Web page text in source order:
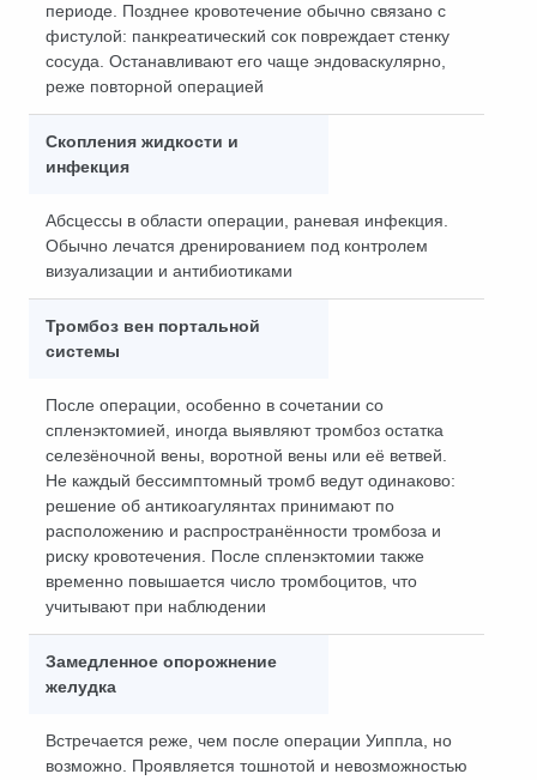
периоде. Позднее кровотечение обычно связано с
фистулой: панкреатический сок повреждает стенку
сосуда. Останавливают его чаще эндоваскулярно,
реже повторной операцией
Скопления жидкости и
инфекция
Абсцессы в области операции, раневая инфекция.
Обычно лечатся дренированием под контролем
визуализации и антибиотиками
Тромбоз вен портальной
системы
После операции, особенно в сочетании со
спленэктомией, иногда выявляют тромбоз остатка
селезёночной вены, воротной вены или её ветвей.
Не каждый бессимптомный тромб ведут одинаково:
решение об антикоагулянтах принимают по
расположению и распространённости тромбоза и
риску кровотечения. После спленэктомии также
временно повышается число тромбоцитов, что
учитывают при наблюдении
Замедленное опорожнение
желудка
Встречается реже, чем после операции Уиппла, но
возможно. Проявляется тошнотой и невозможностью